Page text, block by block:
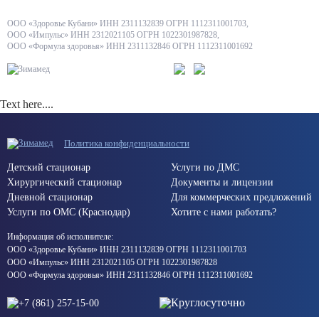
ООО «Здоровье Кубани» ИНН 2311132839 ОГРН 1112311001703,
ООО «Импульс» ИНН 2312021105 ОГРН 1022301987828,
ООО «Формула здоровья» ИНН 2311132846 ОГРН 1112311001692
Text here....
Политика конфиденциальности
Детский стационар
Хирургический стационар
Дневной стационар
Услуги по ОМС (Краснодар)
Услуги по ДМС
Документы и лицензии
Для коммерческих предложений
Хотите с нами работать?
Информация об исполнителе:
ООО «Здоровье Кубани» ИНН 2311132839 ОГРН 1112311001703
ООО «Импульс» ИНН 2312021105 ОГРН 1022301987828
ООО «Формула здоровья» ИНН 2311132846 ОГРН 1112311001692
+7 (861) 257-15-00 Круглосуточно